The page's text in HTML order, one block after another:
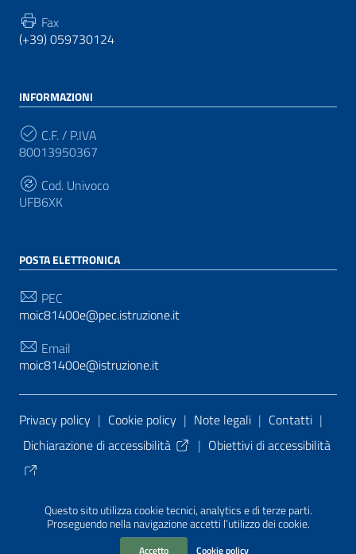
Questo sito utilizza cookie tecnici, analytics e di terze parti.
Proseguendo nella navigazione accetti l’utilizzo dei cookie.
Accetto Cookie policy
Fax
(+39) 059730124
INFORMAZIONI
C.F. / P.IVA
80013950367
Cod. Univoco
UFB6XK
POSTA ELETTRONICA
PEC
moic81400e@pec.istruzione.it
Email
moic81400e@istruzione.it
Sezione Link Utili
Privacy policy | Cookie policy | Note legali | Contatti |
Dichiarazione di accessibilità
| Obiettivi di accessibilità
PA di AgID
| Realizzato con WordPress
da